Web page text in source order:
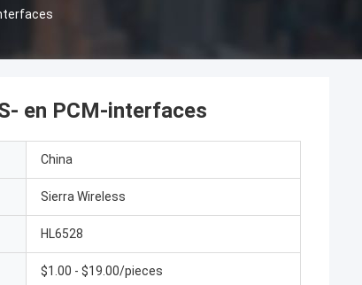
en PCM-interfaces
China
Sierra Wireless
HL6528
$1.00 - $19.00/pieces